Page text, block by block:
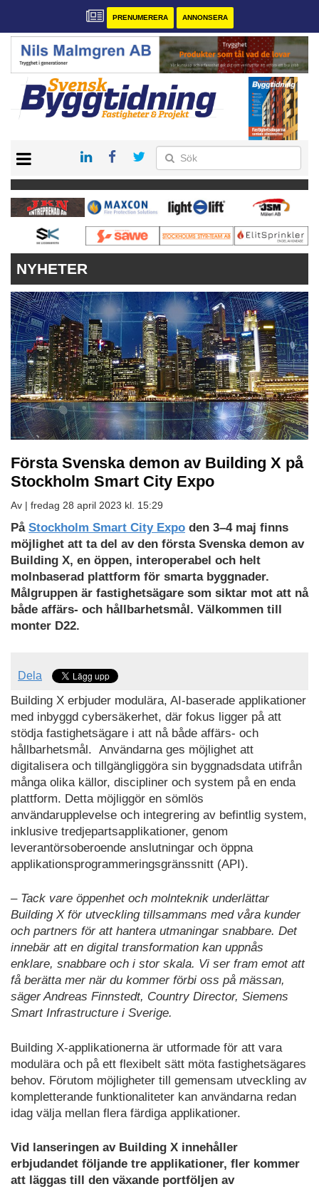
PRENUMERERA ANNONSERA
PRENUMERERA
VÅRA ANDRA MAGASIN
ANNONSERA
NYHETER
Första Svenska demon av Building X på
Stockholm Smart City Expo
Av | fredag 28 april 2023 kl. 15:29
På Stockholm Smart City Expo den 3–4 maj finns
möjlighet att ta del av den första Svenska demon av
Building X, en öppen, interoperabel och helt
molnbaserad plattform för smarta byggnader.
Målgruppen är fastighetsägare som siktar mot att nå
både affärs- och hållbarhetsmål. Välkommen till
monter D22.
Dela
Building X erbjuder modulära, AI-baserade applikationer
med inbyggd cybersäkerhet, där fokus ligger på att
stödja fastighetsägare i att nå både affärs- och
hållbarhetsmål. Användarna ges möjlighet att
digitalisera och tillgängliggöra sin byggnadsdata utifrån
många olika källor, discipliner och system på en enda
plattform. Detta möjliggör en sömlös
användarupplevelse och integrering av befintlig system,
inklusive tredjepartsapplikationer, genom
leverantörsoberoende anslutningar och öppna
applikationsprogrammeringsgränssnitt (API).
– Tack vare öppenhet och molnteknik underlättar
Building X för utveckling tillsammans med våra kunder
och partners för att hantera utmaningar snabbare. Det
innebär att en digital transformation kan uppnås
enklare, snabbare och i stor skala. Vi ser fram emot att
få berätta mer när du kommer förbi oss på mässan,
säger Andreas Finnstedt, Country Director, Siemens
Smart Infrastructure i Sverige.
Building X-applikationerna är utformade för att vara
modulära och på ett flexibelt sätt möta fastighetsägares
behov. Förutom möjligheter till gemensam utveckling av
kompletterande funktionaliteter kan användarna redan
idag välja mellan flera färdiga applikationer.
Vid lanseringen av Building X innehåller
erbjudandet följande tre applikationer, fler kommer
att läggas till den växande portföljen av